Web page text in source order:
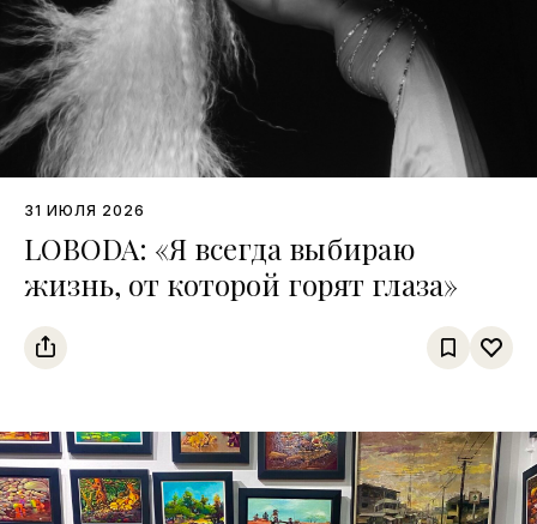
31 ИЮЛЯ 2026
LOBODA: «Я всегда выбираю
жизнь, от которой горят глаза»